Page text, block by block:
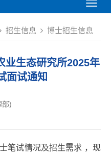
招生信息 博士招生信息
业生态研究所2025年
面试通知
部)
试情况及招生需求 ，现